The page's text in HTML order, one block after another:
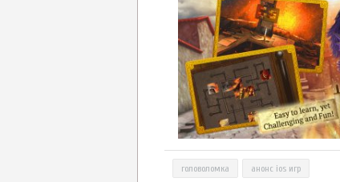
головоломка анонс ios игр